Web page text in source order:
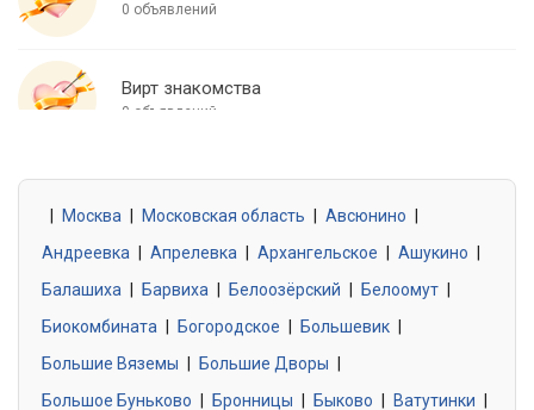
0 объявлений
Вирт знакомства
0 объявлений
0 объявлений
Знакомства без обязательств
0 объявлений
Москва Московская область Авсюнино
Андреевка
Апрелевка Архангельское Ашукино
Балашиха
Барвиха Белоозёрский Белоомут
Биокомбината
Богородское Большевик
Большие Вяземы
Большие Дворы
Большое Буньково
Бронницы Быково Ватутинки